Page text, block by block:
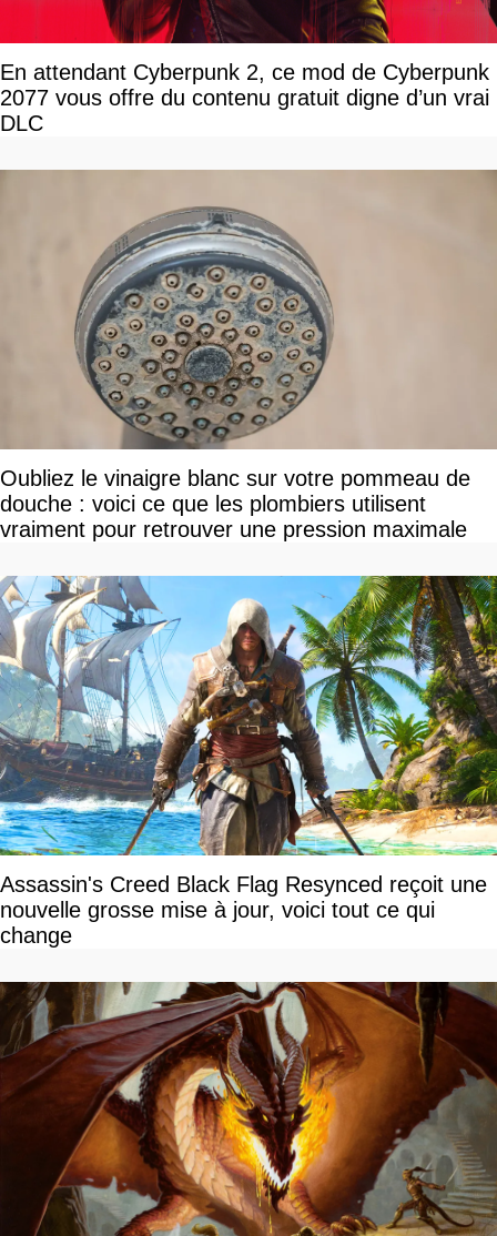
En attendant Cyberpunk 2, ce mod de Cyberpunk
2077 vous offre du contenu gratuit digne d’un vrai
DLC
Oubliez le vinaigre blanc sur votre pommeau de
douche : voici ce que les plombiers utilisent
vraiment pour retrouver une pression maximale
Assassin's Creed Black Flag Resynced reçoit une
nouvelle grosse mise à jour, voici tout ce qui
change